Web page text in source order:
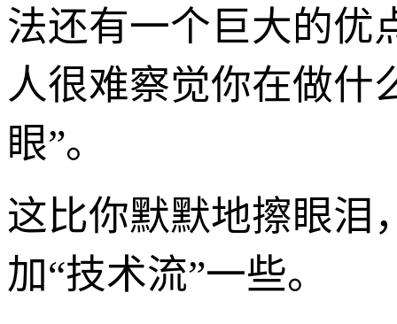
法还有一个巨大的优
人很难察觉你在做
眼”。
这比你默默地擦眼泪
加“技术流”一些。